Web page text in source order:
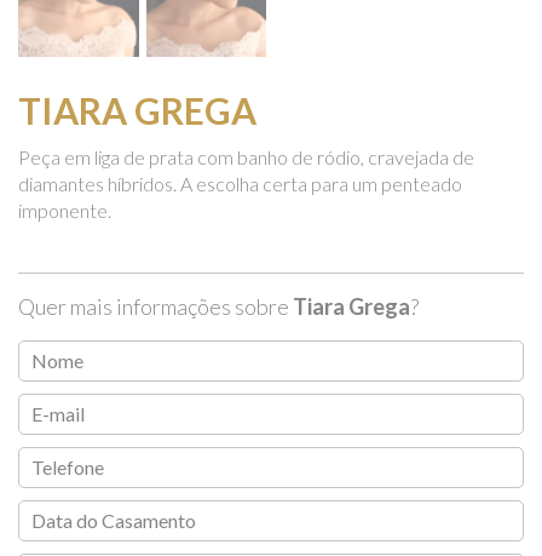
TIARA GREGA
Peça em liga de prata com banho de ródio, cravejada de
diamantes híbridos. A escolha certa para um penteado
imponente.
Quer mais informações sobre Tiara Grega?